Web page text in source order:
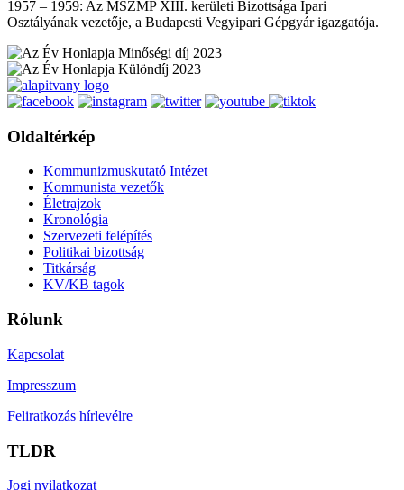
1957 – 1959: Az MSZMP XIII. kerületi Bizottsága Ipari
Osztályának vezetője, a Budapesti Vegyipari Gépgyár igazgatója.
Oldaltérkép
Kommunizmuskutató Intézet
Kommunista vezetők
Életrajzok
Kronológia
Szervezeti felépítés
Politikai bizottság
Titkárság
KV/KB tagok
Rólunk
Kapcsolat
Impresszum
Feliratkozás hírlevélre
TLDR
Jogi nyilatkozat